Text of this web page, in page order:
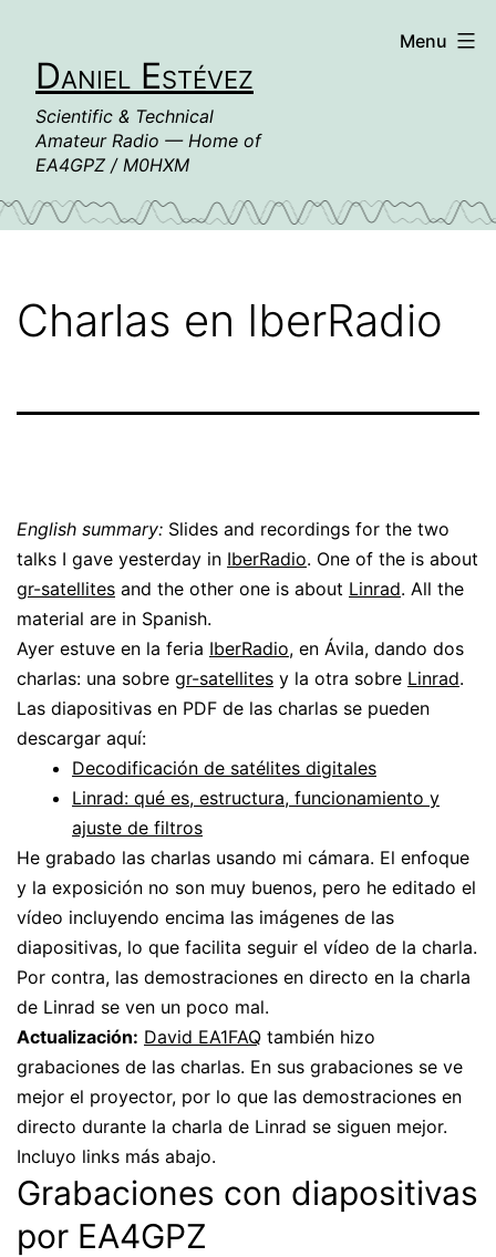
contentDaniel Estévez
Scientific & Technical
Amateur Radio — Home of
EA4GPZ / M0HXM
Menu
Charlas en IberRadio
English summary: Slides and recordings for the two
talks I gave yesterday in IberRadio. One of the is about
gr-satellites and the other one is about Linrad. All the
material are in Spanish.
Ayer estuve en la feria IberRadio, en Ávila, dando dos
charlas: una sobre gr-satellites y la otra sobre Linrad.
Las diapositivas en PDF de las charlas se pueden
descargar aquí:
Decodificación de satélites digitales
Linrad: qué es, estructura, funcionamiento y
ajuste de filtros
He grabado las charlas usando mi cámara. El enfoque
y la exposición no son muy buenos, pero he editado el
vídeo incluyendo encima las imágenes de las
diapositivas, lo que facilita seguir el vídeo de la charla.
Por contra, las demostraciones en directo en la charla
de Linrad se ven un poco mal.
Actualización: David EA1FAQ también hizo
grabaciones de las charlas. En sus grabaciones se ve
mejor el proyector, por lo que las demostraciones en
directo durante la charla de Linrad se siguen mejor.
Incluyo links más abajo.
Grabaciones con diapositivas
por EA4GPZ